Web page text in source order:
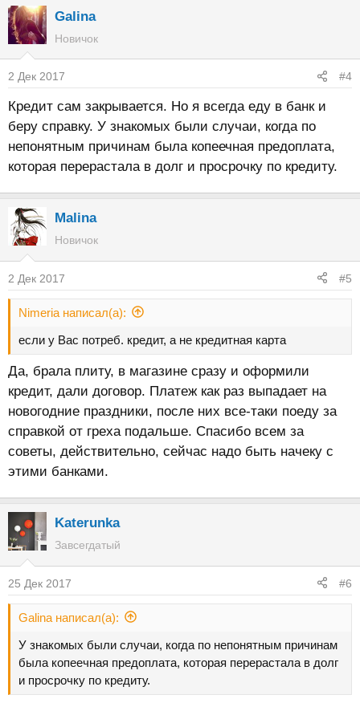
Galina
Новичок
2 Дек 2017 #4
Кредит сам закрывается. Но я всегда еду в банк и
беру справку. У знакомых были случаи, когда по
непонятным причинам была копеечная предоплата,
которая перерастала в долг и просрочку по кредиту.
Malina
Новичок
2 Дек 2017 #5
Nimeria написал(а):
если у Вас потреб. кредит, а не кредитная карта
Да, брала плиту, в магазине сразу и оформили
кредит, дали договор. Платеж как раз выпадает на
новогодние праздники, после них все-таки поеду за
справкой от греха подальше. Спасибо всем за
советы, действительно, сейчас надо быть начеку с
этими банками.
Katerunka
Завсегдатый
25 Дек 2017 #6
Galina написал(а):
У знакомых были случаи, когда по непонятным причинам
была копеечная предоплата, которая перерастала в долг
и просрочку по кредиту.